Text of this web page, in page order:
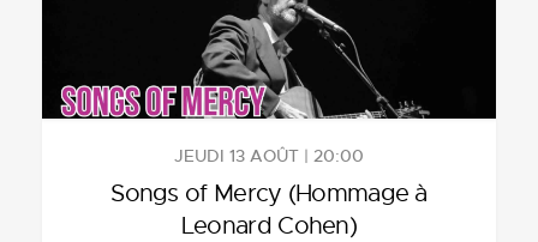
JEUDI 13 AOÛT | 20:00
Songs of Mercy (Hommage à
Leonard Cohen)